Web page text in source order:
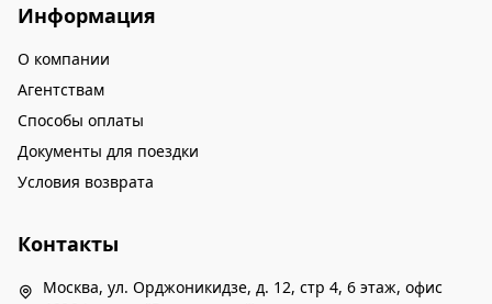
Информация
О компании
Агентствам
Способы оплаты
Документы для поездки
Условия возврата
Контакты
Москва, ул. Орджоникидзе, д. 12, стр 4, 6 этаж, офис